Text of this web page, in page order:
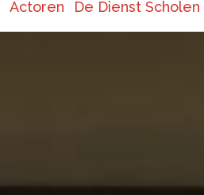
Actoren De Dienst Scholen